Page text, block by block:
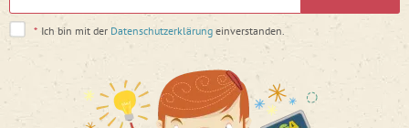
* Ich bin mit der Datenschutzerklärung einverstanden.